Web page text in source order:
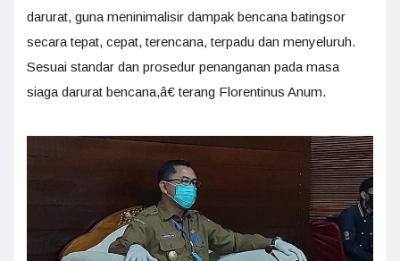
darurat, guna meninimalisir dampak bencana batingsor
secara tepat, cepat, terencana, terpadu dan menyeluruh.
Sesuai standar dan prosedur penanganan pada masa
siaga darurat bencana,â€ terang Florentinus Anum.